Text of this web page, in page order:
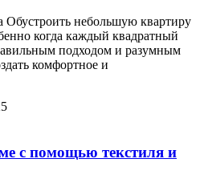
Обустроить небольшую квартиру
когда каждый квадратный
подходом и разумным
комфортное и
с помощью текстиля и